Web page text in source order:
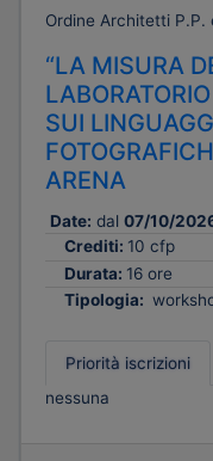
Ordine Architetti P.P.
“LA MISURA
SUI
ARENA
Date: dal 07/10/
Crediti: 10 cfp
Durata: 16 ore
Tipologia:
Priorità iscrizioni
nessuna